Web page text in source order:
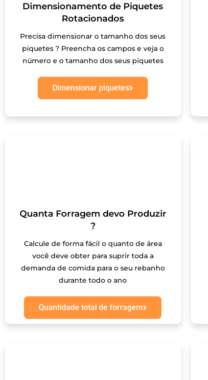
Dimensionamento de Piquetes
Rotacionados
Precisa dimensionar o tamanho dos seus
piquetes ? Preencha os campos e veja o
número e o tamanho dos seus piquetes
Dimensionar piquetes
Quanta Forragem devo Produzir
?
Calcule de forma fácil o quanto de área
você deve obter para suprir toda a
demanda de comida para o seu rebanho
durante todo o ano
Quantidade total de forragem